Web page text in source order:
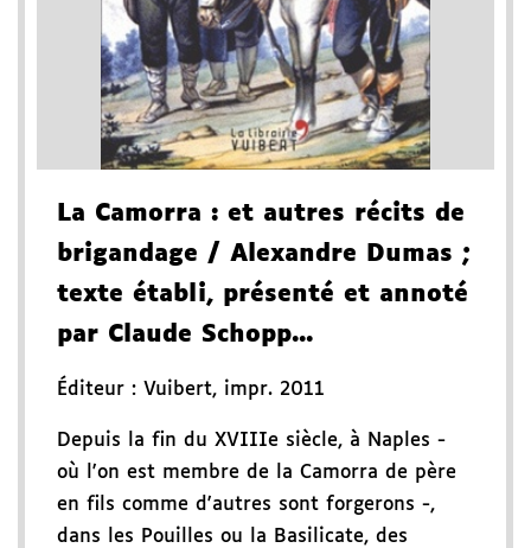
La Camorra : et autres récits de
brigandage / Alexandre Dumas ;
texte établi, présenté et annoté
par Claude Schopp...
Éditeur : Vuibert, impr. 2011
Depuis la fin du XVIIIe siècle, à Naples -
où l'on est membre de la Camorra de père
en fils comme d'autres sont forgerons -,
dans les Pouilles ou la Basilicate, des